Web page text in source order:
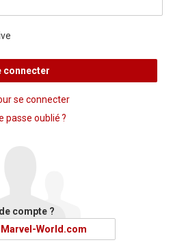
connecter
se connecter
passe oublié ?
compte ?
Marvel-World.com